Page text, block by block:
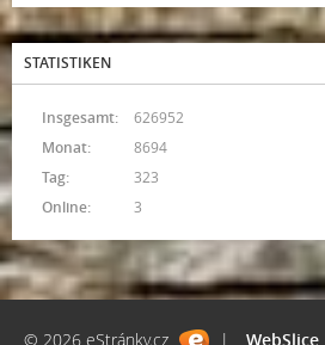
STATISTIKEN
Online: 3
Insgesamt:
626952
Monat:
8694
Tag:
323
© 2026 eStránky.cz | WebSlice